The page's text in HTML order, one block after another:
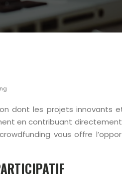
dont les projets
en contribuant
vous offre